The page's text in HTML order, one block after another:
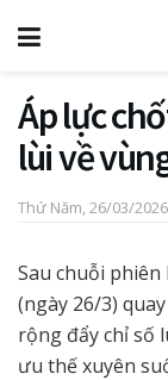
Áp lực
lùi về
Thứ Năm, 26/03/
Sau chuỗi
(ngày 26/3)
rộng đẩy chỉ số
ưu thế xuyên